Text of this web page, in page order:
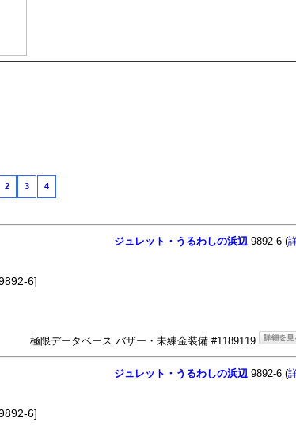
2 3 4
ジュレット・うるわしの浜辺 9892-6 (
6]
極限データベース バザー・未練金装備 #1189119
ジュレット・うるわしの浜辺 9892-6 (
6]